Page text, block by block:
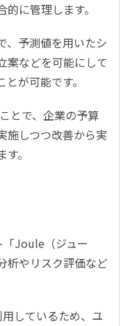
に管理します。
、予測値を用いたシ
案などを可能にして
が可能です。
とで、企業の予算
施しつつ改善から実
。
「Joule （ジュー
析やリスク評価など
用しているため、ユ